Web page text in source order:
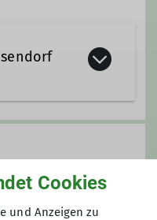
1
Cookies
und Anzeigen zu